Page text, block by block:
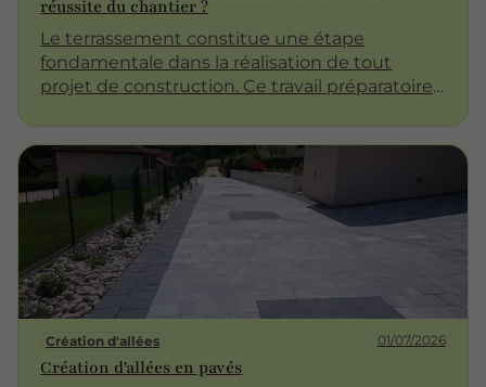
réussite du chantier ?
Le terrassement constitue une étape
fondamentale dans la réalisation de tout
projet de construction. Ce travail préparatoire,
dans la réussite globale du chantier. À travers
cet article, nous examinerons les différents
aspects du terrassement et son impact sur
l'ensemble du processus de construction.
Création d'allées 01/07/2026
Création d'allées en pavés